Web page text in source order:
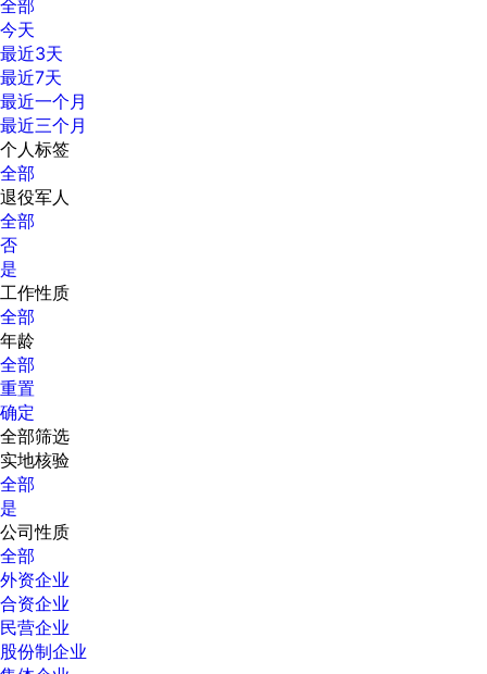
全部
今天
最近3天
最近7天
最近一个月
最近三个月
个人标签
全部
退役军人
全部
否
是
工作性质
全部
年龄
全部
重置
确定
全部筛选
实地核验
全部
是
公司性质
全部
外资企业
合资企业
民营企业
股份制企业